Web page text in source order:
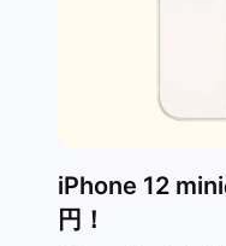
iPhone 12
円！